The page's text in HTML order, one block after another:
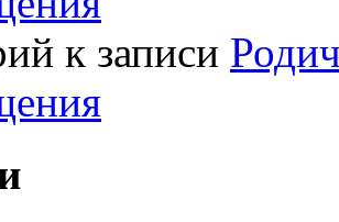
к записи